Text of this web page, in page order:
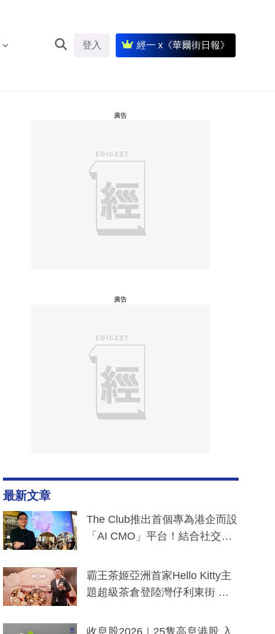
登入 經一 x《華爾街日報》
廣告
廣告
最新文章
The Club推出首個專為港企而設
「AI CMO」平台！結合社交聆
分鐘生成「貼地」宣傳短片
霸王茶姬亞洲首家Hello Kitty主
題超級茶倉登陸灣仔利東街 推
y及香港限定特調系列
收息股2026｜25隻高息港股 入